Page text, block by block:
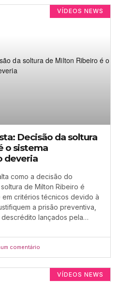
VÍDEOS NEWS
Decisão da soltura
o sistema
deveria
como a decisão do
de Milton Ribeiro é
critérios técnicos devido à
a prisão preventiva,
lançados pela…
comentário
VÍDEOS NEWS